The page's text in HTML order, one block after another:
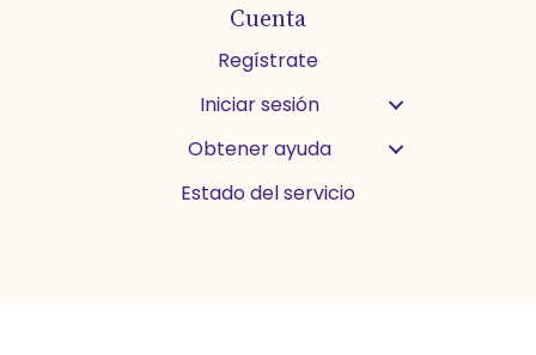
Cuenta
Regístrate
Iniciar sesión
Obtener ayuda
Estado del servicio